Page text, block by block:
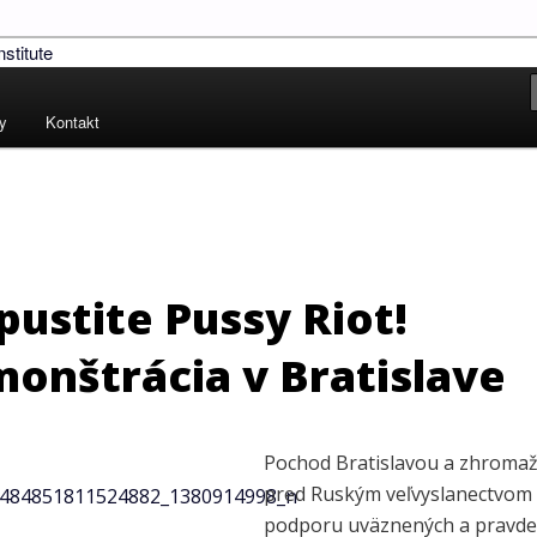
práv – Human Rights
Kontakt
Pussy Riot!
v Bratislave
Pochod Bratislavou a
pred Ruským veľvyslanectvom
podporu uväznených a